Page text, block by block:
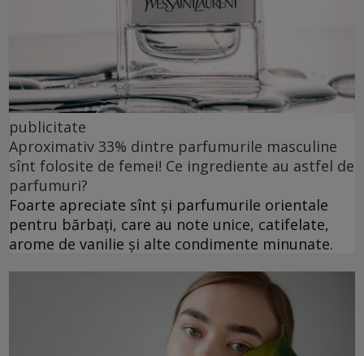
publicitate
Aproximativ 33% dintre parfumurile masculine
sînt folosite de femei! Ce ingrediente au astfel de
parfumuri?
Foarte apreciate sînt și parfumurile orientale
pentru bărbați, care au note unice, catifelate,
arome de vanilie și alte condimente minunate.